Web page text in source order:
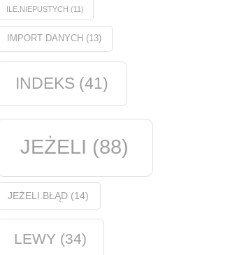
ILE.NIEPUSTYCH (11)
IMPORT DANYCH (13)
INDEKS (41)
JEŻELI (88)
JEŻELI.BŁĄD (14)
LEWY (34)